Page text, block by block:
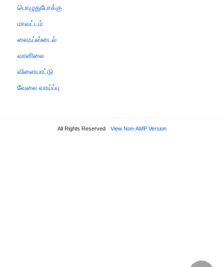
பொழுதுபோக்கு
மாவட்டம்
லைஃப்ஸ்டைல்
வானிலை
விளையாட்டு
வேலை வாய்ப்பு
All Rights Reserved View Non-AMP Version